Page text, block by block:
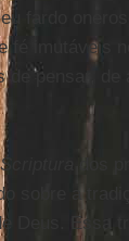
fardo
fé imutáveis
de pensar,
dos
sobre a
Deus. Essa